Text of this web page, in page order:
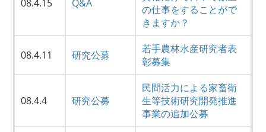
08.4.15 Q&A
の仕事をすることがで
きますか？
08.4.11 研究公募
若手農林水産研究者表
彰募集
08.4.4 研究公募
民間活力による家畜衛
生等技術研究開発推進
事業の追加公募